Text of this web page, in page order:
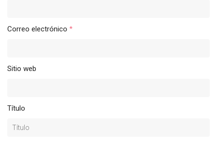
Correo electrónico *
Sitio web
Título